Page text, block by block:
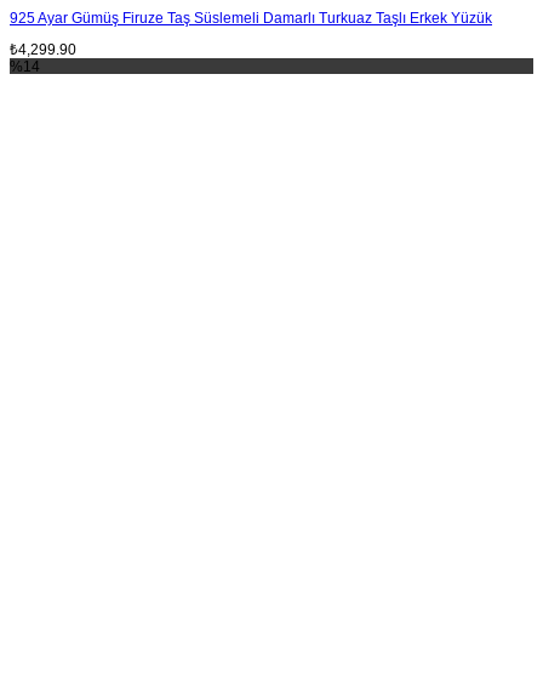
925 Ayar Gümüş Firuze Taş Süslemeli Damarlı Turkuaz Taşlı Erkek Yüzük
₺4,299.90
%14